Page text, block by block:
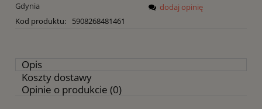
Gdynia
Kod produktu:
5908268481461
dodaj opinię
Opis
Koszty dostawy
Opinie o produkcie (0)